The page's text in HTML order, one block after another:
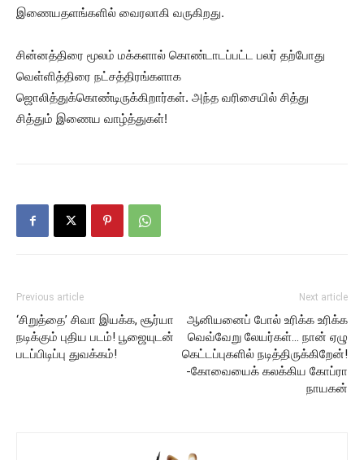
இணையதளங்களில் வைரலாகி வருகிறது.
சின்னத்திரை மூலம் மக்களால் கொண்டாடப்பட்ட பலர் தற்போது
வெள்ளித்திரை நட்சத்திரங்களாக
ஜொலித்துக்கொண்டிருக்கிறார்கள். அந்த வரிசையில் சித்து
சித்தும் இணைய வாழ்த்துகள்!
Previous article
‘சிறுத்தை’ சிவா இயக்க, சூர்யா
நடிக்கும் புதிய படம்! பூஜையுடன்
படப்பிடிப்பு துவக்கம்!
Next article
ஆனியனைப் போல் உரிக்க உரிக்க
வெவ்வேறு லேயர்கள்… நான் ஏழு
கெட்டப்புகளில் நடித்திருக்கிறேன்!
-கோவையைக் கலக்கிய கோப்ரா
நாயகன்